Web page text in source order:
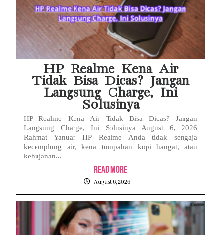
HP Realme Kena Air
Tidak Bisa Dicas? Jangan
Langsung Charge, Ini
Solusinya
HP Realme Kena Air Tidak Bisa Dicas? Jangan
Langsung Charge, Ini Solusinya August 6, 2026
Rahmat Yanuar HP Realme Anda tidak sengaja
kecemplung air, kena tumpahan kopi hangat, atau
kehujanan...
Read More
August 6, 2026